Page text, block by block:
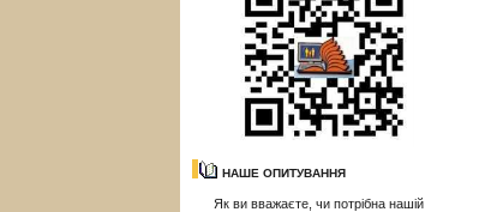
НАШЕ ОПИТУВАННЯ
Як ви вважаєте, чи потрібна нашій